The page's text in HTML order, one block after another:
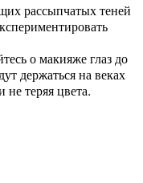
рассыпчатых теней
о макияже глаз до
держаться на веках
не теряя цвета.